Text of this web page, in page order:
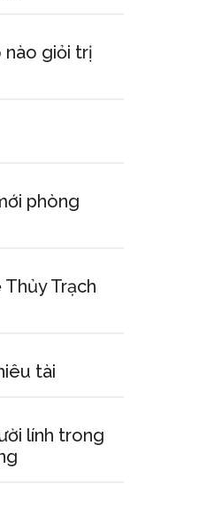
nào giỏi trị
phòng
Trạch
tài
lính trong